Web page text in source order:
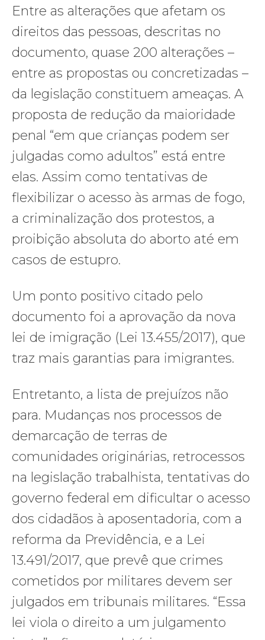
Entre as alterações que afetam os
direitos das pessoas, descritas no
documento, quase 200 alterações –
entre as propostas ou concretizadas –
da legislação constituem ameaças. A
proposta de redução da maioridade
penal “em que crianças podem ser
julgadas como adultos” está entre
elas. Assim como tentativas de
flexibilizar o acesso às armas de fogo,
a criminalização dos protestos, a
proibição absoluta do aborto até em
casos de estupro.
Um ponto positivo citado pelo
documento foi a aprovação da nova
lei de imigração (Lei 13.455/2017), que
traz mais garantias para imigrantes.
Entretanto, a lista de prejuízos não
para. Mudanças nos processos de
demarcação de terras de
comunidades originárias, retrocessos
na legislação trabalhista, tentativas do
governo federal em dificultar o acesso
dos cidadãos à aposentadoria, com a
reforma da Previdência, e a Lei
13.491/2017, que prevê que crimes
cometidos por militares devem ser
julgados em tribunais militares. “Essa
lei viola o direito a um julgamento